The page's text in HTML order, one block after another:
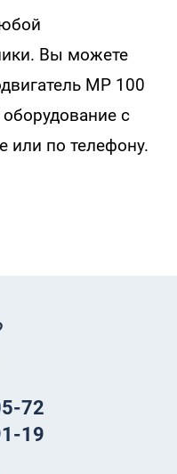
Вы можете
MP 100
с
или по телефону.
72
19